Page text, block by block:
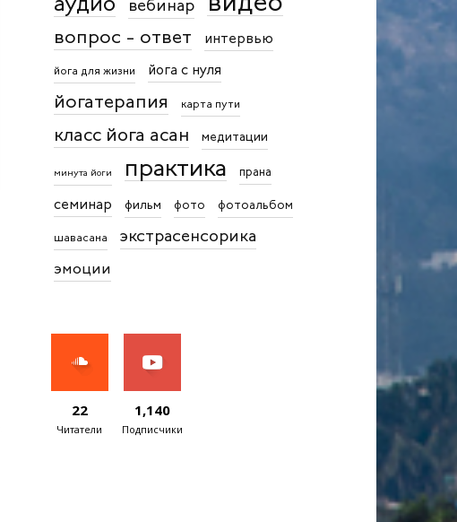
аудио вебинар
вопрос - ответ интервью
йога для жизни йога с нуля
йогатерапия карта пути
класс йога асан медитации
минута йоги практика прана
семинар фильм фото фотоальбом
шавасана экстрасенсорика
эмоции
22
Читатели
1,140
Подписчики